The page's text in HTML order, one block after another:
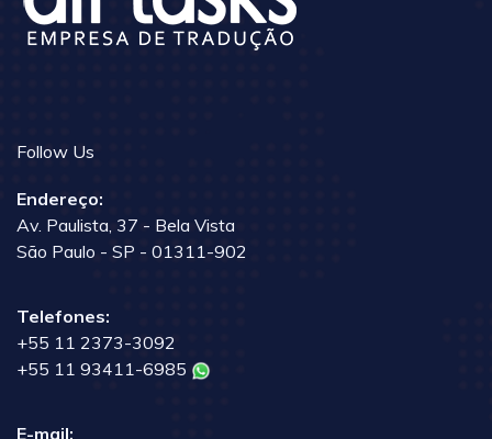
Follow Us
Endereço:
Av. Paulista, 37 - Bela Vista
São Paulo - SP - 01311-902
Telefones:
+55 11 2373-3092
+55 11 93411-6985
E-mail: